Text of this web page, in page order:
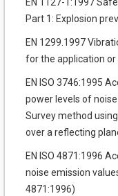
EN 1127-1:1997
Part 1: Explosion
EN 1299.1997
for the application or
EN ISO 3746:1995
power levels of
Survey method
over a reflecting
EN ISO 4871:1996
noise emission
4871:1996)